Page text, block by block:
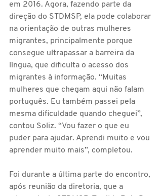
em 2016. Agora, fazendo parte da
direção do STDMSP, ela pode colaborar
na orientação de outras mulheres
migrantes, principalmente porque
consegue ultrapassar a barreira da
língua, que dificulta o acesso dos
migrantes à informação. “Muitas
mulheres que chegam aqui não falam
português. Eu também passei pela
mesma dificuldade quando cheguei”,
contou Soliz. “Vou fazer o que eu
puder para ajudar. Aprendi muito e vou
aprender muito mais”, completou.
Foi durante a última parte do encontro,
após reunião da diretoria, que a